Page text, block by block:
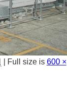
Full size is 600 ×